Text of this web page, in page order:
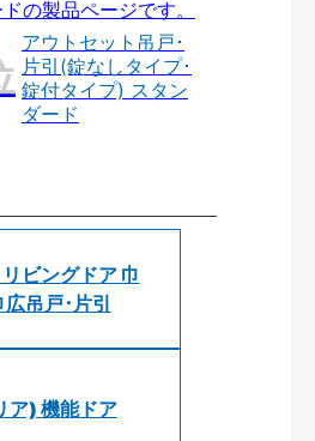
アウトセット吊戸･
片引(錠なしタイプ･
錠付タイプ) スタン
ダード
ビングドア 巾
吊戸･片引
) 機能ドア